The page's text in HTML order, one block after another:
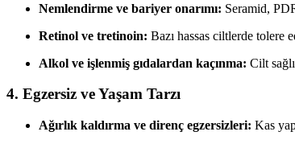
Nemlendirme ve bariyer onarımı: Seramid,
Retinol ve tretinoin: Bazı hassas ciltlerde tolere
Alkol ve işlenmiş gıdalardan kaçınma: Cilt
4. Egzersiz ve Yaşam Tarzı
Ağırlık kaldırma ve direnç egzersizleri: Kas